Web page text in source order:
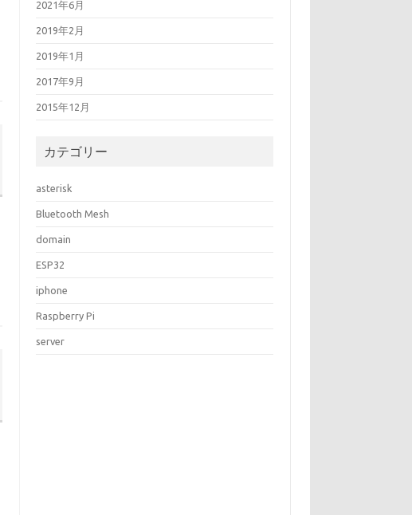
2021年6月
2019年2月
2019年1月
2017年9月
2015年12月
カテゴリー
asterisk
Bluetooth Mesh
domain
ESP32
iphone
Raspberry Pi
server